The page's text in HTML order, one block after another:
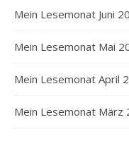
Mein Lesemonat Juni
Mein Lesemonat Mai
Mein Lesemonat April
Mein Lesemonat März